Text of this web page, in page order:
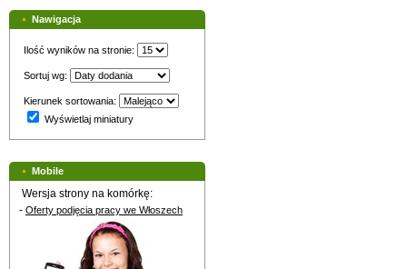
Nawigacja
Ilość wyników na stronie:
Sortuj wg:
Kierunek sortowania:
Wyświetlaj miniatury
Mobile
Wersja strony na komórkę:
- Oferty podjęcia pracy we Włoszech